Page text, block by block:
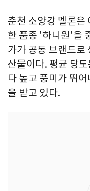
춘천 소양강 멜론은
한 품종 '하니원'을
가가 공동 브랜드로
산물이다. 평균 당
다 높고 풍미가 뛰
을 받고 있다.